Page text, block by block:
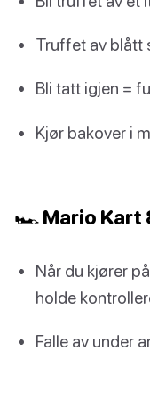
Truffet av blått
Bli tatt igjen =
Kjør bakover i
🏎️ Mario Kart
Når du kjører
holde
Falle av under